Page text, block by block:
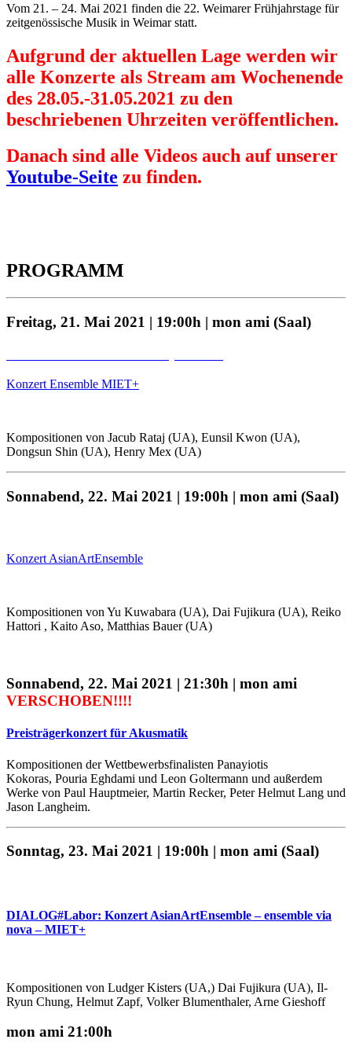
Vom 21. – 24. Mai 2021 finden die 22. Weimarer Frühjahrstage für
zeitgenössische Musik in Weimar statt.
Aufgrund der aktuellen Lage werden wir
alle Konzerte als Stream am Wochenende
des 28.05.-31.05.2021 zu den
beschriebenen Uhrzeiten veröffentlichen.
Danach sind alle Videos auch auf unserer
Youtube-Seite zu finden.
PROGRAMM
Freitag, 21. Mai 2021 | 19:00h | mon ami (Saal)
Konzert Ensemble MIET+
Kompositionen von Jacub Rataj (UA), Eunsil Kwon (UA),
Dongsun Shin (UA), Henry Mex (UA)
Sonnabend, 22. Mai 2021 | 19:00h | mon ami (Saal)
Konzert AsianArtEnsemble
Kompositionen von Yu Kuwabara (UA), Dai Fujikura (UA), Reiko
Hattori , Kaito Aso, Matthias Bauer (UA)
Sonnabend, 22. Mai 2021 | 21:30h | mon ami
VERSCHOBEN!!!!
Preisträgerkonzert für Akusmatik
Kompositionen der Wettbewerbsfinalisten Panayiotis
Kokoras, Pouria Eghdami und Leon Goltermann und außerdem
Werke von Paul Hauptmeier, Martin Recker, Peter Helmut Lang und
Jason Langheim.
Sonntag, 23. Mai 2021 | 19:00h | mon ami (Saal)
DIALOG#Labor: Konzert AsianArtEnsemble – ensemble via
nova – MIET+
Kompositionen von Ludger Kisters (UA,) Dai Fujikura (UA), Il-
Ryun Chung, Helmut Zapf, Volker Blumenthaler, Arne Gieshoff
mon ami 21:00h